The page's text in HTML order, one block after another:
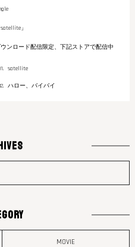
satellite」
ウンロード配信限定、下記ストアで配信中
satellite
ハロー、バイバイ
MOVIE